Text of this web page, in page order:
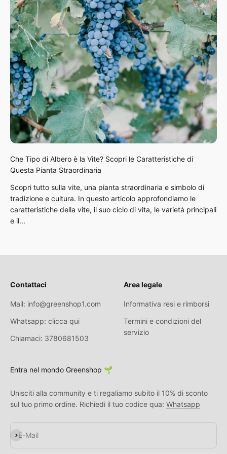
Che Tipo di Albero è la Vite? Scopri le Caratteristiche di
Questa Pianta Straordinaria
Scopri tutto sulla vite, una pianta straordinaria e simbolo di
tradizione e cultura. In questo articolo approfondiamo le
caratteristiche della vite, il suo ciclo di vita, le varietà principali
e il...
Contattaci
Mail: info@greenshop1.com
Whatsapp: clicca qui
Chiamaci: 3780681503
Area legale
Informativa resi e rimborsi
Termini e condizioni del
servizio
Entra nel mondo Greenshop 🌱
Unisciti alla community e ti regaliamo subito il 10% di sconto
sul tuo primo ordine. Richiedi il tuo codice qua: Whatsapp
E-Mail
Abonnieren